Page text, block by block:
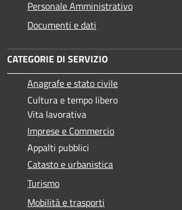
Personale Amministrativo
Documenti e dati
CATEGORIE DI SERVIZIO
Anagrafe e stato civile
Cultura e tempo libero
Vita lavorativa
Imprese e Commercio
Appalti pubblici
Catasto e urbanistica
Turismo
Mobilità e trasporti